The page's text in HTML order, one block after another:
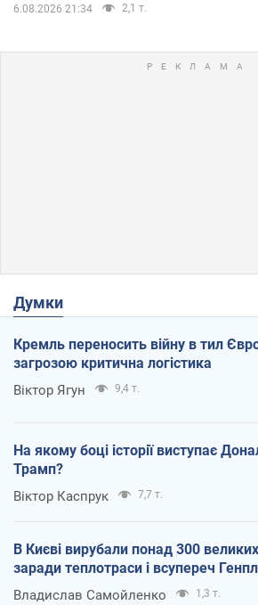
6.08.2026 21:34 2,1 т.
Думки
Кремль переносить війну в тил
загрозою критична логістика
Віктор Ягун 9,4 т.
На якому боці історії виступає
Трамп?
Віктор Каспрук 7,7 т.
В Києві вирубали понад 300
заради теплотраси і всупереч
Владислав Самойленко 1,3 т.